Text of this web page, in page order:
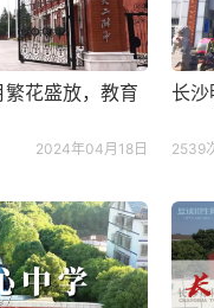
花盛放，教育
2024年04月18日
长
2539